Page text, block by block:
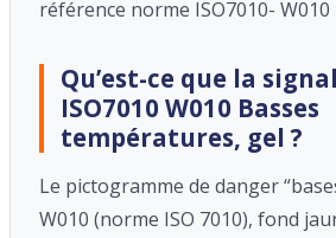
référence norme ISO7010- W010
Qu’est-ce que la
ISO7010 W010 Basses
températures, gel ?
Le pictogramme de danger
W010 (norme ISO 7010), fond